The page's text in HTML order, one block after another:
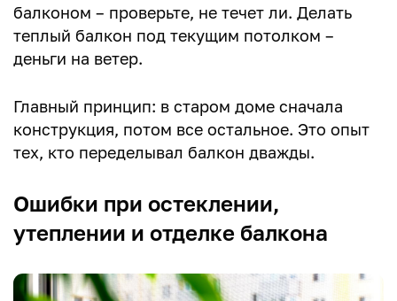
балконом – проверьте, не течет ли. Делать
теплый балкон под текущим потолком –
деньги на ветер.
Главный принцип: в старом доме сначала
конструкция, потом все остальное. Это опыт
тех, кто переделывал балкон дважды.
Ошибки при остеклении,
утеплении и отделке балкона